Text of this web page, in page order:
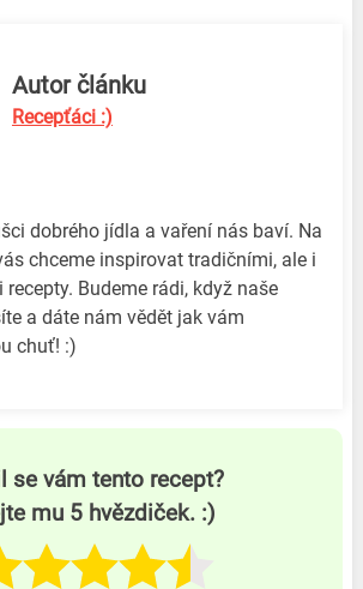
Autor článku
Recepťáci :)
dobrého jídla a vaření nás baví. Na
chceme inspirovat tradičními, ale i
Budeme rádi, když naše
a dáte nám vědět jak vám
chuť! :)
se vám tento recept?
mu 5 hvězdiček. :)